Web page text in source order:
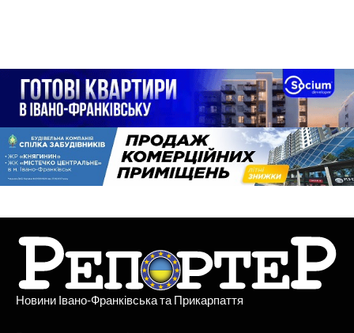
Новини Івано-Франківська та Прикарпаття